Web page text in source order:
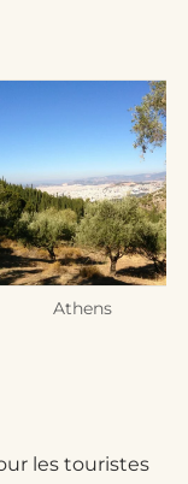
Athens
les touristes